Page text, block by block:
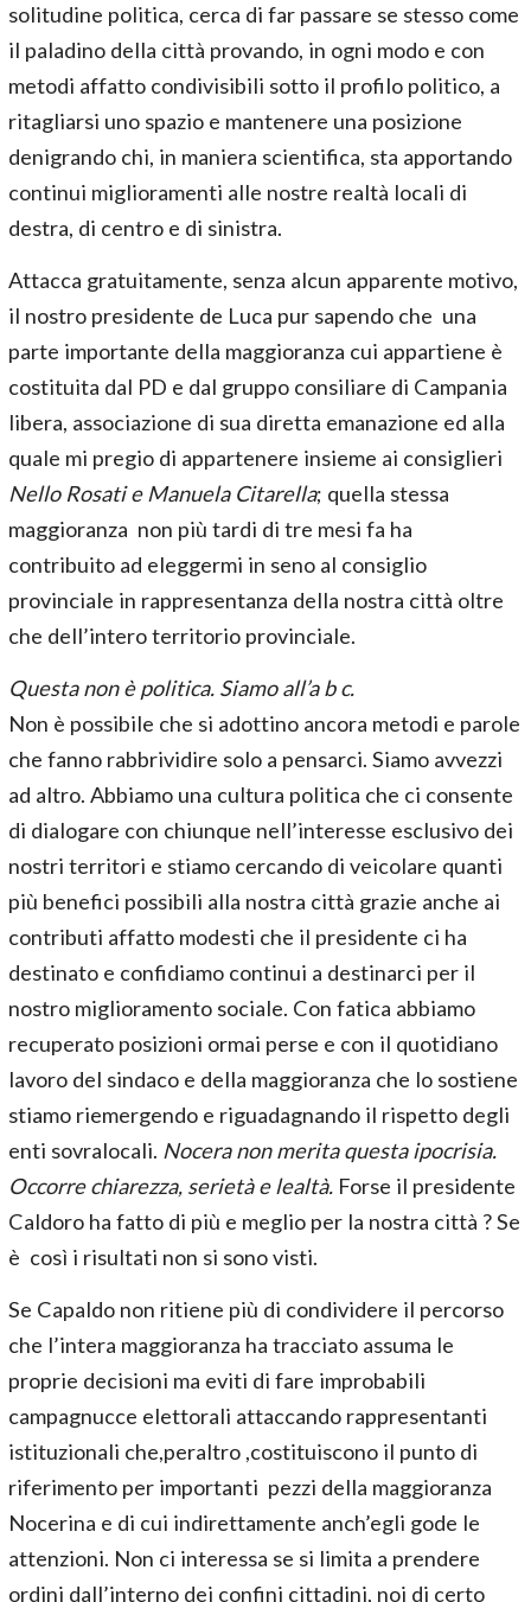
solitudine politica, cerca di far passare se stesso come
il paladino della città provando, in ogni modo e con
metodi affatto condivisibili sotto il profilo politico, a
ritagliarsi uno spazio e mantenere una posizione
denigrando chi, in maniera scientifica, sta apportando
continui miglioramenti alle nostre realtà locali di
destra, di centro e di sinistra.
Attacca gratuitamente, senza alcun apparente motivo,
il nostro presidente de Luca pur sapendo che una
parte importante della maggioranza cui appartiene è
costituita dal PD e dal gruppo consiliare di Campania
libera, associazione di sua diretta emanazione ed alla
quale mi pregio di appartenere insieme ai consiglieri
Nello Rosati e Manuela Citarella; quella stessa
maggioranza non più tardi di tre mesi fa ha
contribuito ad eleggermi in seno al consiglio
provinciale in rappresentanza della nostra città oltre
che dell’intero territorio provinciale.
Questa non è politica. Siamo all’a b c.
Non è possibile che si adottino ancora metodi e parole
che fanno rabbrividire solo a pensarci. Siamo avvezzi
ad altro. Abbiamo una cultura politica che ci consente
di dialogare con chiunque nell’interesse esclusivo dei
nostri territori e stiamo cercando di veicolare quanti
più benefici possibili alla nostra città grazie anche ai
contributi affatto modesti che il presidente ci ha
destinato e confidiamo continui a destinarci per il
nostro miglioramento sociale. Con fatica abbiamo
recuperato posizioni ormai perse e con il quotidiano
lavoro del sindaco e della maggioranza che lo sostiene
stiamo riemergendo e riguadagnando il rispetto degli
enti sovralocali. Nocera non merita questa ipocrisia.
Occorre chiarezza, serietà e lealtà. Forse il presidente
Caldoro ha fatto di più e meglio per la nostra città ? Se
è così i risultati non si sono visti.
Se Capaldo non ritiene più di condividere il percorso
che l’intera maggioranza ha tracciato assuma le
proprie decisioni ma eviti di fare improbabili
campagnucce elettorali attaccando rappresentanti
istituzionali che,peraltro ,costituiscono il punto di
riferimento per importanti pezzi della maggioranza
Nocerina e di cui indirettamente anch’egli gode le
attenzioni. Non ci interessa se si limita a prendere
ordini dall’interno dei confini cittadini, noi di certo